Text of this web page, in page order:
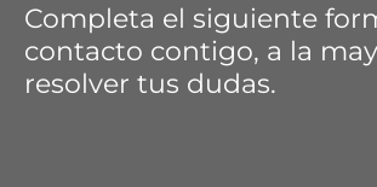
Completa el siguiente
contacto contigo, a la
resolver tus dudas.